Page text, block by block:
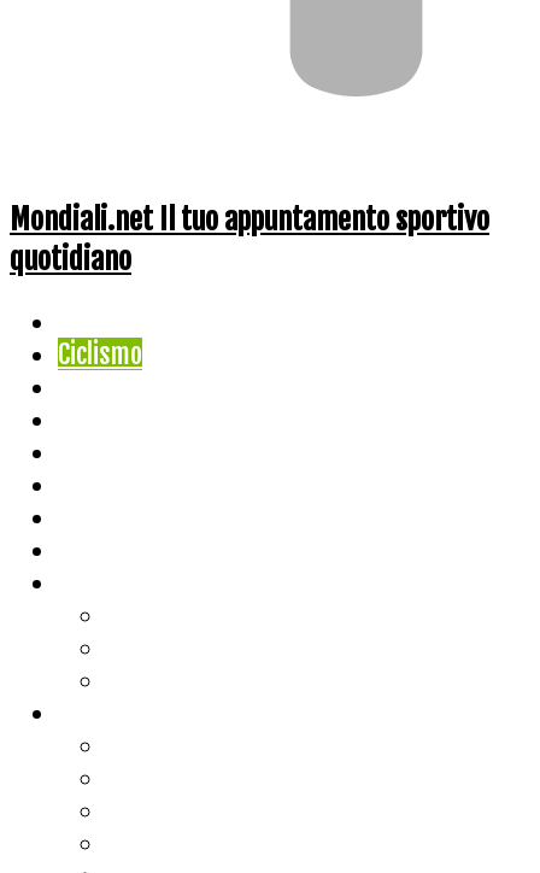
Mondiali.net Il tuo appuntamento sportivo
quotidiano
Ciclismo